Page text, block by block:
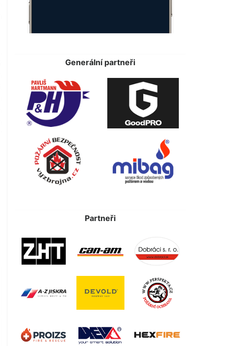
Generální partneři
Partneři